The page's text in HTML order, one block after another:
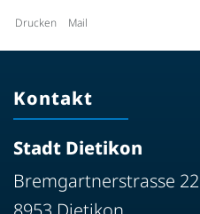
Drucken Mail
Kontakt
Stadt Dietikon
Bremgartnerstrasse 22